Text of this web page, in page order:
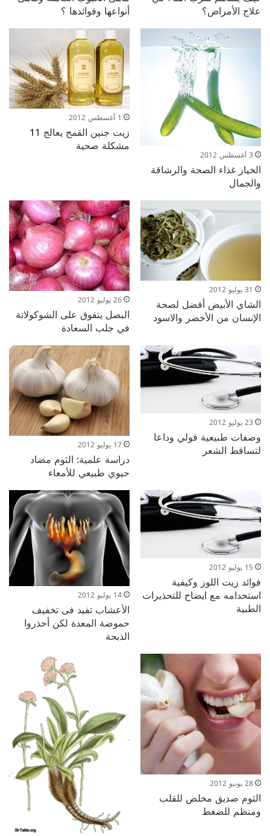
علاج الأمراض؟ أنواعها وفوائدها ؟
3 أغسطس 2012
الخيار غذاء الصحة والرشاقة
والجمال
1 أغسطس 2012
زيت جنين القمح يعالج 11
مشكلة صحية
31 يوليو 2012
الشاي الأبيض أفضل لصحة
الإنسان من الأخضر والاسود
26 يوليو 2012
البصل يتفوق على الشوكولاتة
في جلب السعادة
23 يوليو 2012
وصفات طبيعية قولي وداعا
لتساقط الشعر 17 يوليو 2012
دراسة علمية: الثوم مضاد
حيوي طبيعي للأمعاء
15 يوليو 2012
فوائد زيت اللوز وكيفية
استخدامه مع ايضاح للتحذيرات
الطبية
14 يوليو 2012
الأعشاب تفيد فى تخفيف
حموضة المعدة لكن أحذروا
الذبحة
28 يونيو 2012
الثوم صديق مخلص للقلب
ومنظم للضغط